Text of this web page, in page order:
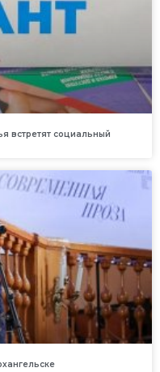
встретят социальный